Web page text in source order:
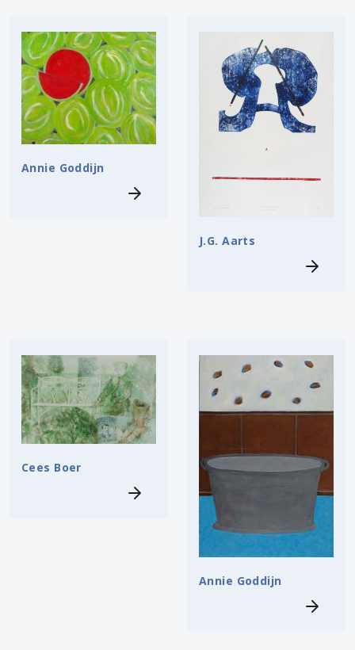
Annie Goddijn
J.G. Aarts
Cees Boer
Annie Goddijn